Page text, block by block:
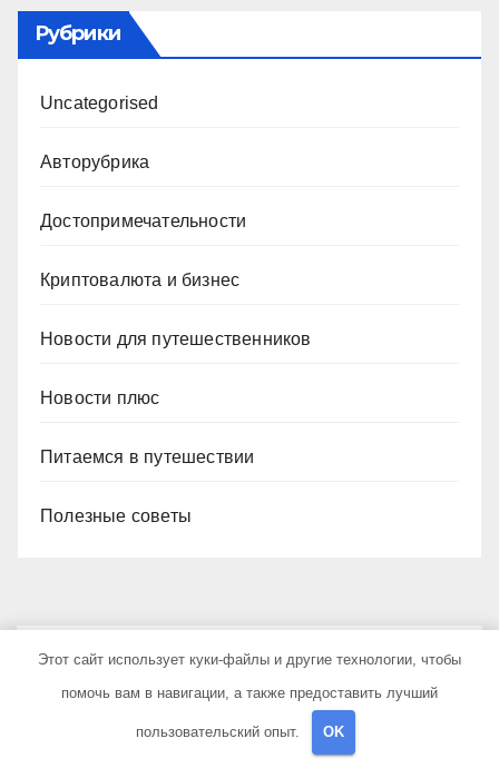
Рубрики
Uncategorised
Авторубрика
Достопримечательности
Криптовалюта и бизнес
Новости для путешественников
Новости плюс
Питаемся в путешествии
Полезные советы
YOU MISSED
Этот сайт использует куки-файлы и другие технологии, чтобы
помочь вам в навигации, а также предоставить лучший
пользовательский опыт. OK